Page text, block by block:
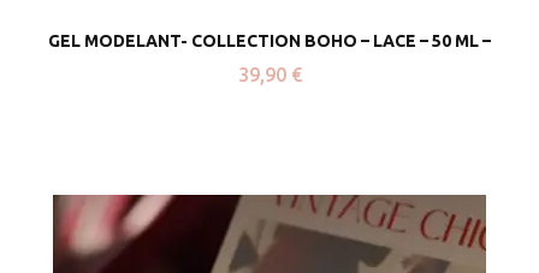
GEL MODELANT- COLLECTION BOHO – LACE – 50 ML –
39,90 €